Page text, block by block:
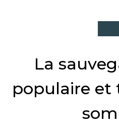
La
populaire et